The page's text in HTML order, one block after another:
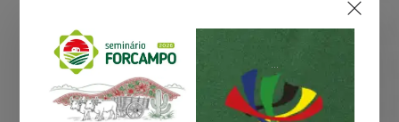
Farmacêutica; e-SUS AF
Offline - Gestão offline
de Componente do
Sistema Nacional de
...